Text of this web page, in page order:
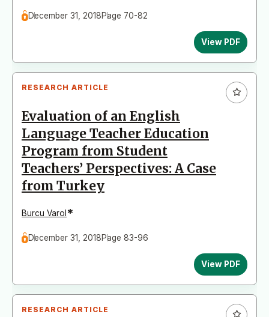
December 31, 2018Page 70-82
View PDF
RESEARCH ARTICLE
Evaluation of an English
Language Teacher Education
Program from Student
Teachers’ Perspectives: A Case
from Turkey
Burcu Varol *
December 31, 2018Page 83-96
View PDF
RESEARCH ARTICLE